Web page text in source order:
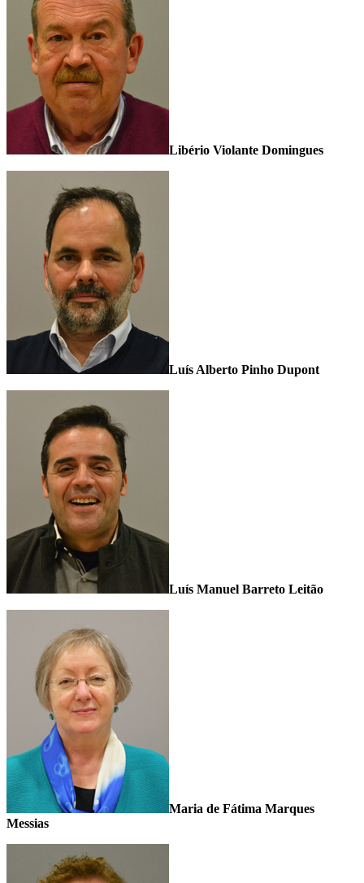
Libério Violante Domingues
Luís Alberto Pinho Dupont
Luís Manuel Barreto Leitão
Maria de Fátima Marques
Messias